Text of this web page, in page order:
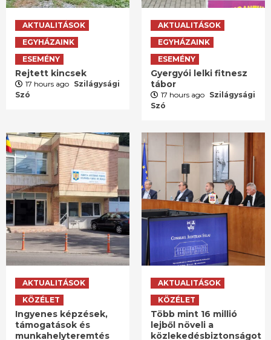
AKTUALITÁSOK
EGYHÁZAINK
ESEMÉNY
Rejtett kincsek
17 hours ago Szilágysági
Szó
AKTUALITÁSOK
EGYHÁZAINK
ESEMÉNY
Gyergyói lelki fitnesz
tábor
17 hours ago Szilágysági
Szó
AKTUALITÁSOK
KÖZÉLET
Ingyenes képzések,
támogatások és
munkahelyteremtés
AKTUALITÁSOK
KÖZÉLET
Több mint 16 millió
lejből növeli a
közlekedésbiztonságot